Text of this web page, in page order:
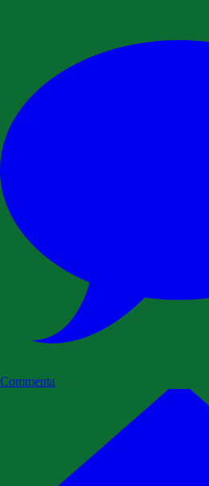
Commenta